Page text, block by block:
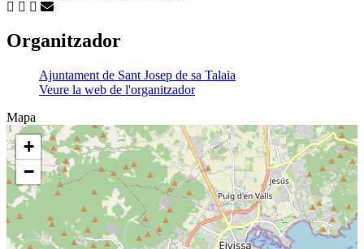
Organitzador
Ajuntament de Sant Josep de sa Talaia
Veure la web de l'organitzador
Mapa
+
−